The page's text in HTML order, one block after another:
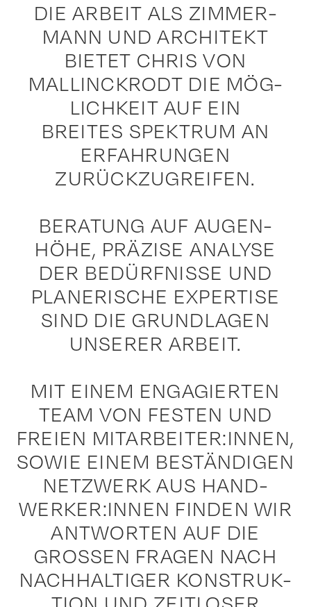
DIE ARBEIT ALS ZIMMER-
MANN UND ARCHITEKT
BIETET CHRIS VON
MALLINCKRODT DIE MÖG-
LICHKEIT AUF EIN
BREITES SPEKTRUM AN
ERFAHRUNGEN
ZURÜCKZUGREIFEN.
BERATUNG AUF AUGEN-
HÖHE, PRÄZISE ANALYSE
DER BEDÜRFNISSE UND
PLANERISCHE EXPERTISE
SIND DIE GRUNDLAGEN
UNSERER ARBEIT.
MIT EINEM ENGAGIERTEN
TEAM VON FESTEN UND
FREIEN MITARBEITER:INNEN,
SOWIE EINEM BESTÄNDIGEN
NETZWERK AUS HAND-
WERKER:INNEN FINDEN WIR
ANTWORTEN AUF DIE
GROSSEN FRAGEN NACH
NACHHALTIGER KONSTRUK-